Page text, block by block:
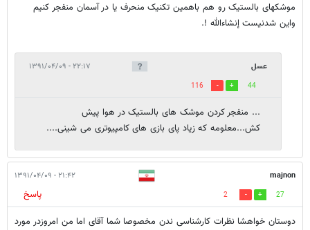
موشکهای بالستیک رو هم باهمین تکنیک منحرف یا در آسمان منفجر کنیم
واین شدنیست إنشاءالله !.
عسل ۲۲:۱۷ - ۱۳۹۱/۰۴/۰۹
44
116
... منفجر کردن موشک های بالستیک در هوا پیش
کش...معلومه که زیاد پای بازی های کامپیوتری می شینی....
majnon ۲۱:۴۲ - ۱۳۹۱/۰۴/۰۹
27
2
پاسخ
دوستان خواهشا نظرات کارشناسی ندن مخصوصا شما آقای اما من امروزدر مورد